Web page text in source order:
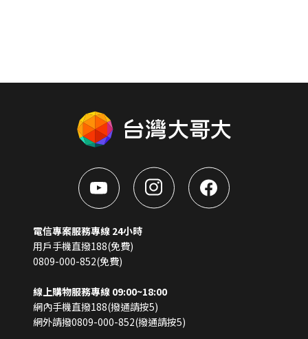
電信專案服務專線 24小時
用戶手機直撥188(免費)
0809-000-852(免費)
線上購物服務專線 09:00~18:00
網內手機直撥188(撥通請按5)
網外請撥0809-000-852(撥通請按5)